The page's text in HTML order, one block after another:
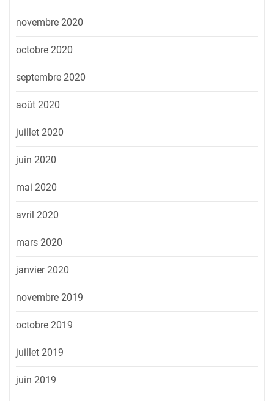
novembre 2020
octobre 2020
septembre 2020
août 2020
juillet 2020
juin 2020
mai 2020
avril 2020
mars 2020
janvier 2020
novembre 2019
octobre 2019
juillet 2019
juin 2019